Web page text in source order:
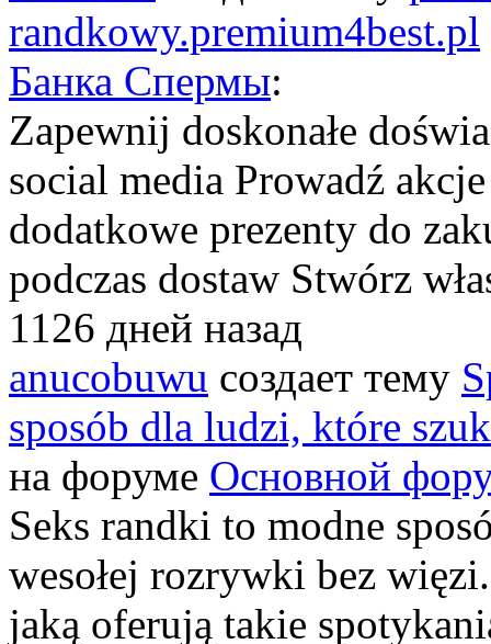
randkowy.premium4best.pl
Банка Спермы:
Zapewnij doskonałe
social media Prowadź
dodatkowe prezenty do
podczas dostaw Stwórz
1126 дней назад
anucobuwu создает тему
sposób dla ludzi, które
на форуме Основной
Seks randki to modne
wesołej rozrywki bez
jaką oferują takie